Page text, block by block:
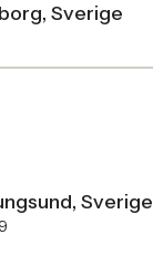
Sverige
Sverige